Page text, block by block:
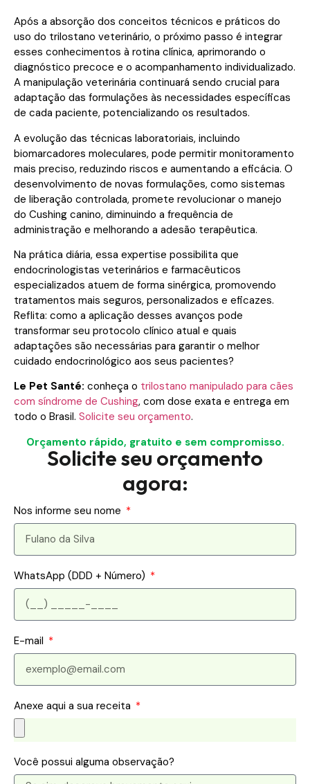
Após a absorção dos conceitos técnicos e práticos do
uso do trilostano veterinário, o próximo passo é integrar
esses conhecimentos à rotina clínica, aprimorando o
diagnóstico precoce e o acompanhamento individualizado.
A manipulação veterinária continuará sendo crucial para
adaptação das formulações às necessidades específicas
de cada paciente, potencializando os resultados.
A evolução das técnicas laboratoriais, incluindo
biomarcadores moleculares, pode permitir monitoramento
mais preciso, reduzindo riscos e aumentando a eficácia. O
desenvolvimento de novas formulações, como sistemas
de liberação controlada, promete revolucionar o manejo
do Cushing canino, diminuindo a frequência de
administração e melhorando a adesão terapêutica.
Na prática diária, essa expertise possibilita que
endocrinologistas veterinários e farmacêuticos
especializados atuem de forma sinérgica, promovendo
tratamentos mais seguros, personalizados e eficazes.
Reflita: como a aplicação desses avanços pode
transformar seu protocolo clínico atual e quais
adaptações são necessárias para garantir o melhor
cuidado endocrinológico aos seus pacientes?
Le Pet Santé: conheça o trilostano manipulado para cães
com síndrome de Cushing, com dose exata e entrega em
todo o Brasil. Solicite seu orçamento.
Orçamento rápido, gratuito e sem compromisso.
Solicite seu orçamento
agora:
Nos informe seu nome
WhatsApp (DDD + Número)
E-mail
Anexe aqui a sua receita
Você possui alguma observação?